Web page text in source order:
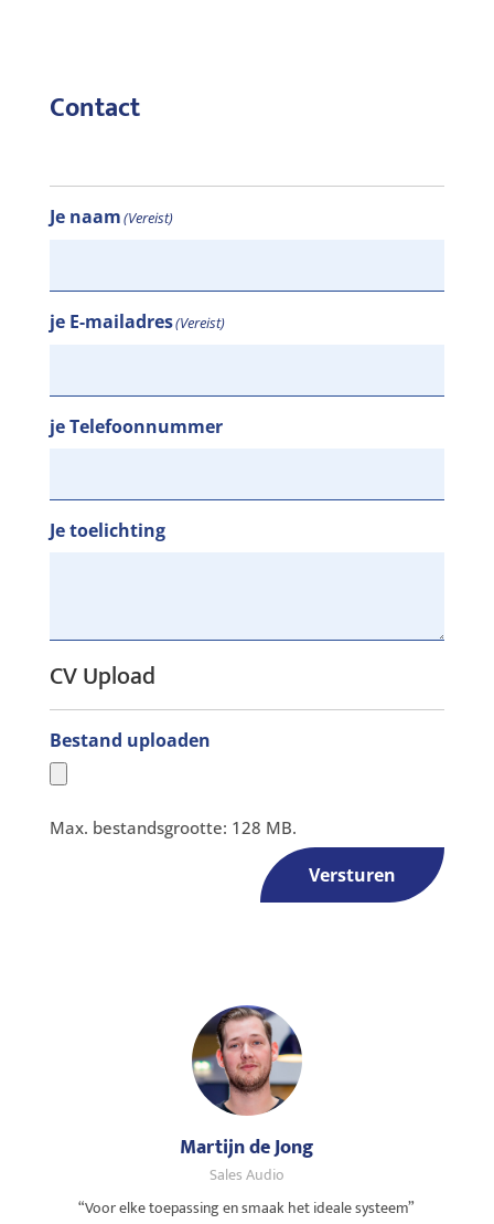
Contact
Je naam(Vereist)
je E-mailadres(Vereist)
je Telefoonnummer
Je toelichting
CV Upload
Bestand uploaden
Max. bestandsgrootte: 128 MB.
Versturen
Martijn de Jong
Sales Audio
“Voor elke toepassing en smaak het ideale systeem”